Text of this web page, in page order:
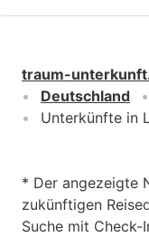
traum-
Deutschland
Unterkünfte in
* Der angezeigte
zukünftigen
Suche mit